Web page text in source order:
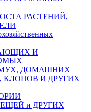
РАСТЕНИЙ,
И
ДОМАШНИХ
КЛОПОВ И ДРУГИХ
и ДРУГИХ